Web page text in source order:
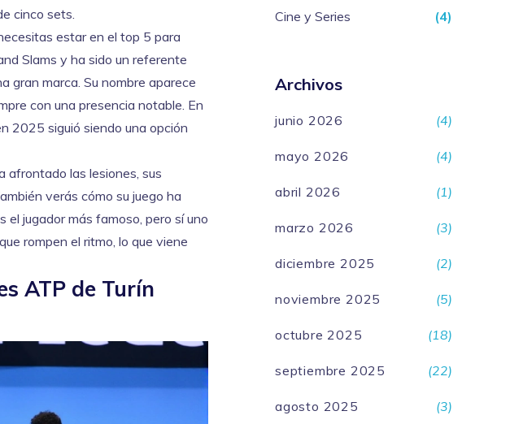
cinco sets.
estar en el top 5 para
Slams y ha sido un referente
gran marca. Su nombre aparece
con una presencia notable. En
2025 siguió siendo una opción
afrontado las lesiones, sus
verás cómo su juego ha
jugador más famoso, pero sí uno
rompen el ritmo, lo que viene
ATP de Turín
Cine y Series (4)
Archivos
junio 2026 (4)
mayo 2026 (4)
abril 2026 (1)
marzo 2026 (3)
diciembre 2025 (2)
noviembre 2025 (5)
octubre 2025 (18)
septiembre 2025 (22)
agosto 2025 (3)